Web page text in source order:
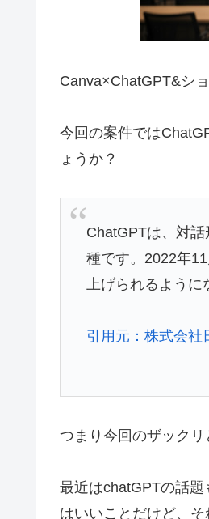
Canva×ChatGPT&シ
今回の案件では
ょうか？
ChatGPTは、対
種です。2022年
上げられるように
引用元：株式会社
つまり今回のザック
最近はchatGPTの話
はいいことだけど、